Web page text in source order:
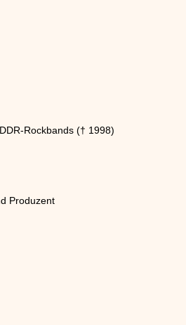
Rockbands († 1998)
Produzent